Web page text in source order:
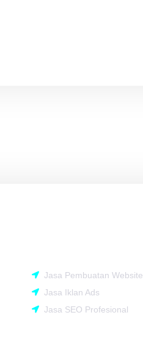
Jasa Pembuatan Website
Jasa Iklan Ads
Jasa SEO Profesional